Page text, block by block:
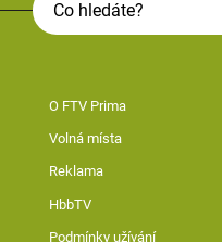
O FTV Prima
Volná místa
Reklama
HbbTV
Podmínky užívání